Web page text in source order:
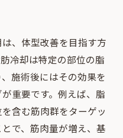
、体型改善を目指す方
冷却は特定の部位の脂
施術後にはその効果を
重要です。例えば、脂
含む筋肉群をターゲッ
で、筋肉量が増え、基